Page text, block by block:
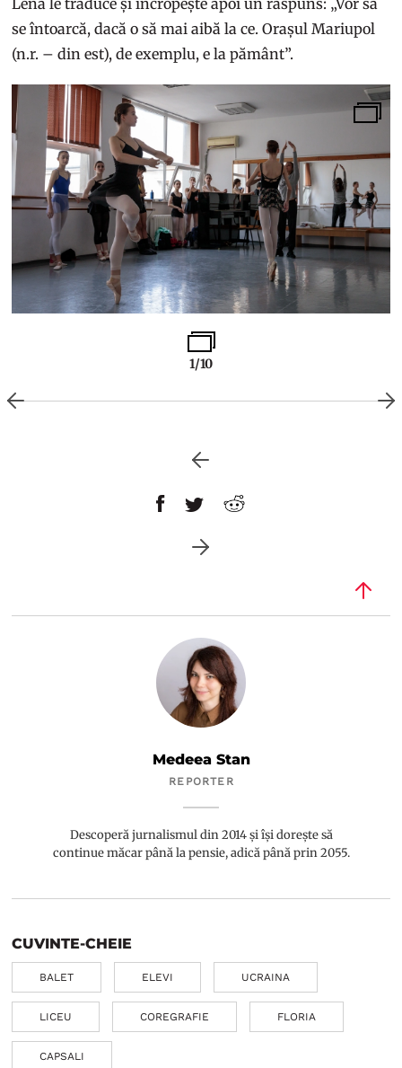
Lena le traduce și încropește apoi un răspuns: „Vor să
se întoarcă, dacă o să mai aibă la ce. Orașul Mariupol
(n.r. – din est), de exemplu, e la pământ”.
1/10
Medeea Stan
REPORTER
Descoperă jurnalismul din 2014 și își dorește să
continue măcar până la pensie, adică până prin 2055.
CUVINTE-CHEIE
BALET ELEVI UCRAINA
LICEU COREGRAFIE FLORIA
CAPSALI